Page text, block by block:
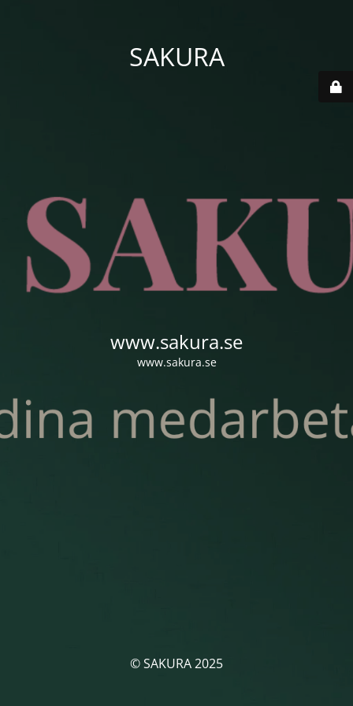
SAKURA
www.sakura.se
www.sakura.se
© SAKURA 2025